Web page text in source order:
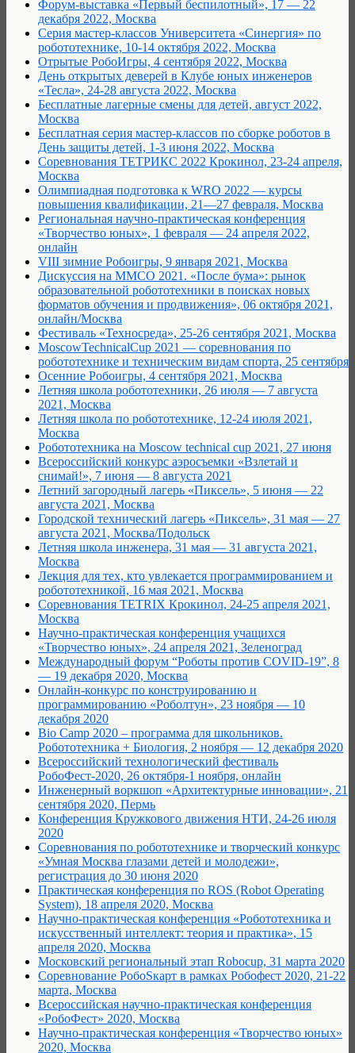
Форум-выставка «Первый беспилотный», 17 — 22
декабря 2022, Москва
Серия мастер-классов Университета «Синергия» по
робототехнике, 10-14 октября 2022, Москва
Отрытые РобоИгры, 4 сентября 2022, Москва
День открытых деверей в Клубе юных инженеров
«Тесла», 24-28 августа 2022, Москва
Бесплатные лагерные смены для детей, август 2022,
Москва
Бесплатная серия мастер-классов по сборке роботов в
День защиты детей, 1-3 июня 2022, Москва
Соревнования ТЕТРИКС 2022 Крокинол, 23-24 апреля,
Москва
Олимпиадная подготовка к WRO 2022 — курсы
повышения квалификации, 21—27 февраля, Москва
Региональная научно-практическая конференция
«Творчество юных», 1 февраля — 24 апреля 2022,
онлайн
VIII зимние Робоигры, 9 января 2021, Москва
Дискуссия на ММСО 2021. «После бума»: рынок
образовательной робототехники в поисках новых
форматов обучения и продвижения», 06 октября 2021,
онлайн/Москва
Фестиваль «Техносреда», 25-26 сентября 2021, Москва
MoscowTechnicalCup 2021 — соревнования по
робототехнике и техническим видам спорта, 25 сентября
Осенние Робоигры, 4 сентября 2021, Москва
Летняя школа робототехники, 26 июля — 7 августа
2021, Москва
Летняя школа по робототехнике, 12-24 июля 2021,
Москва
Робототехника на Moscow technical cup 2021, 27 июня
Всероссийский конкурс аэросъемки «Взлетай и
снимай!», 7 июня — 8 августа 2021
Летний загородный лагерь «Пиксель», 5 июня — 22
августа 2021, Москва
Городской технический лагерь «Пиксель», 31 мая — 27
августа 2021, Москва/Подольск
Летняя школа инженера, 31 мая — 31 августа 2021,
Москва
Лекция для тех, кто увлекается программированием и
робототехникой, 16 мая 2021, Москва
Соревнования TETRIX Крокинол, 24-25 апреля 2021,
Москва
Научно-практическая конференция учащихся
«Творчество юных», 24 апреля 2021, Зеленоград
Международный форум “Роботы против COVID-19”, 8
— 19 декабря 2020, Москва
Онлайн-конкурс по конструированию и
программированию «Роболтун», 23 ноября — 10
декабря 2020
Bio Camp 2020 – программа для школьников.
Робототехника + Биология, 2 ноября — 12 декабря 2020
Всероссийский технологический фестиваль
РобоФест-2020, 26 октября-1 ноября, онлайн
Инженерный воркшоп «Архитектурные инновации», 21
сентября 2020, Пермь
Конференция Кружкового движения НТИ, 24-26 июля
2020
Соревнования по робототехнике и творческий конкурс
«Умная Москва глазами детей и молодежи»,
регистрация до 30 июня 2020
Практическая конференция по ROS (Robot Operating
System), 18 апреля 2020, Москва
Научно-практическая конференция «Робототехника и
искусственный интеллект: теория и практика», 15
апреля 2020, Москва
Московский региональный этап Robocup, 31 марта 2020
Соревнование РобоSкарт в рамках Робофест 2020, 21-22
марта, Москва
Всероссийская научно-практическая конференция
«РобоФест» 2020, Москва
Научно-практическая конференция «Творчество юных»
2020, Москва